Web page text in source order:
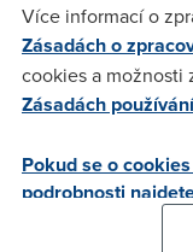
co neplatis a
vyuzivat 1x
Pravdepodobne to
(telekomu), ale
hodin, tak mozna
Více informací o
Zásadách o
cookies a možnosti
Zásadách
Pokud se o
podrobnosti